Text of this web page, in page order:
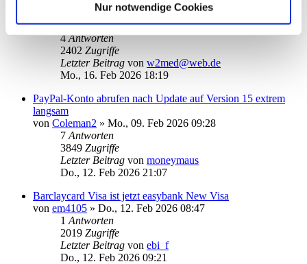
Nur notwendige Cookies
Komisches Abruf-Problem (Rundruf)
vonw2med@web.de»So., 15. Feb 2026 20:37
4Antworten
2402 Zugriffe
Letzter Beitrag von w2med@web.de
Mo., 16. Feb 2026 18:19
PayPal-Konto abrufen nach Update auf Version 15 extrem
langsam
von Coleman2 » Mo., 09. Feb 2026 09:28
7 Antworten
3849 Zugriffe
Letzter Beitrag von moneymaus
Do., 12. Feb 2026 21:07
Barclaycard Visa ist jetzt easybank New Visa
von em4105 » Do., 12. Feb 2026 08:47
1 Antworten
2019 Zugriffe
Letzter Beitrag von ebi_f
Do., 12. Feb 2026 09:21